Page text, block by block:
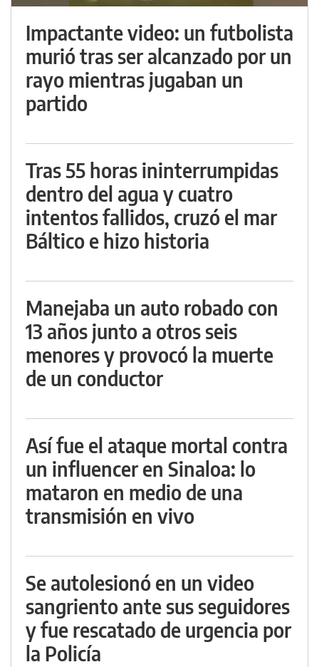
Impactante video: un futbolista
murió tras ser alcanzado por un
rayo mientras jugaban un
partido
Tras 55 horas ininterrumpidas
dentro del agua y cuatro
intentos fallidos, cruzó el mar
Báltico e hizo historia
Manejaba un auto robado con
13 años junto a otros seis
menores y provocó la muerte
de un conductor
Así fue el ataque mortal contra
un influencer en Sinaloa: lo
mataron en medio de una
transmisión en vivo
Se autolesionó en un video
sangriento ante sus seguidores
y fue rescatado de urgencia por
la Policía